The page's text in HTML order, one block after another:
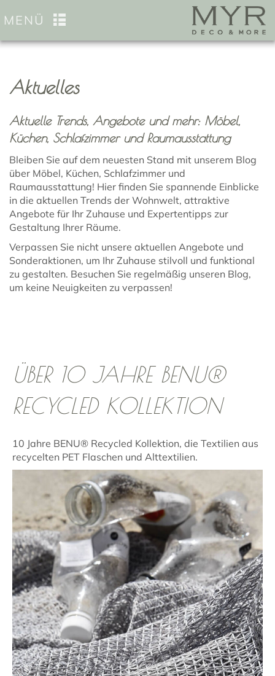
MENÜ
Aktuelles
Aktuelle Trends, Angebote und mehr: Möbel,
Küchen, Schlafzimmer und Raumausstattung
Bleiben Sie auf dem neuesten Stand mit unserem Blog
über Möbel, Küchen, Schlafzimmer und
Raumausstattung! Hier finden Sie spannende Einblicke
in die aktuellen Trends der Wohnwelt, attraktive
Angebote für Ihr Zuhause und Expertentipps zur
Gestaltung Ihrer Räume.
Verpassen Sie nicht unsere aktuellen Angebote und
Sonderaktionen, um Ihr Zuhause stilvoll und funktional
zu gestalten. Besuchen Sie regelmäßig unseren Blog,
um keine Neuigkeiten zu verpassen!
ÜBER 10 JAHRE BENU®
RECYCLED KOLLEKTION
10 Jahre BENU® Recycled Kollektion, die Textilien aus
recycelten PET Flaschen und Alttextilien.